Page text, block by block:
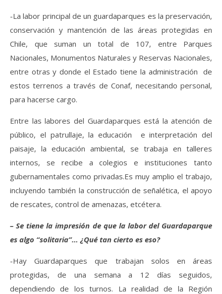
-La labor principal de un guardaparques es la preservación,
conservación y mantención de las áreas protegidas en
Chile, que suman un total de 107, entre Parques
Nacionales, Monumentos Naturales y Reservas Nacionales,
entre otras y donde el Estado tiene la administración de
estos terrenos a través de Conaf, necesitando personal,
para hacerse cargo.
Entre las labores del Guardaparques está la atención de
público, el patrullaje, la educación e interpretación del
paisaje, la educación ambiental, se trabaja en talleres
internos, se recibe a colegios e instituciones tanto
gubernamentales como privadas.Es muy amplio el trabajo,
incluyendo también la construcción de señalética, el apoyo
de rescates, control de amenazas, etcétera.
– Se tiene la impresión de que la labor del Guardaparque
es algo “solitaria”… ¿Qué tan cierto es eso?
-Hay Guardaparques que trabajan solos en áreas
protegidas, de una semana a 12 días seguidos,
dependiendo de los turnos. La realidad de la Región